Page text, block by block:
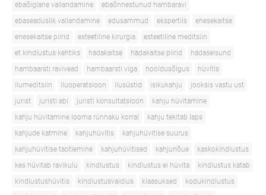
ebaõiglane vallandamine
ebaõnnestunud hambaravi
ebaseaduslik vallandamine
edusammud ekspertiis
enesekaitse
enesekaitse piirid
esteetiline kirurgia
esteetiline meditsiin
et kindlustus kehtiks
hädakaitse hädakaitse piirid
hädaseisund
hambaarsti ravivead
hambaarsti viga hooldusõigus
hüvitis
ilumeditsiin
iluoperatsioon ilusüstid isikukahju
jooksis vastu ust
jurist
juristi abi juristi konsultatsioon
kahju hüvitamine
kahju hüvitamine looma rünnaku korral
kahju tekitab laps
kahjude katmine
kahjuhüvitis
kahjuhüvitise suurus
kahjuhüvitise taotlemine
kahjuhüvitised kahjunõue
kaskokindlustus
kes hüvitab ravikulu
kindlustus kindlustus ei hüvita
kindlustus katab
kindlustushüvitis
kindlustusvaidlus klaasuksed
kodukindlustus